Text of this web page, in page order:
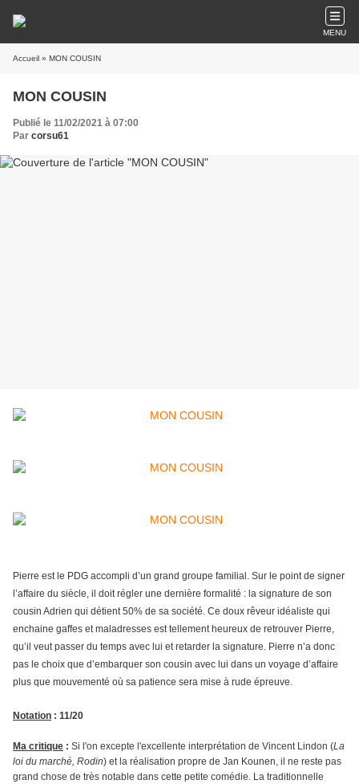
MENU
Accueil » MON COUSIN
MON COUSIN
Publié le 11/02/2021 à 07:00
Par corsu61
Pierre est le PDG accompli d’un grand groupe familial. Sur le point de signer
l’affaire du siècle, il doit régler une dernière formalité : la signature de son
cousin Adrien qui détient 50% de sa société. Ce doux rêveur idéaliste qui
enchaine gaffes et maladresses est tellement heureux de retrouver Pierre,
qu’il veut passer du temps avec lui et retarder la signature. Pierre n’a donc
pas le choix que d’embarquer son cousin avec lui dans un voyage d’affaire
plus que mouvementé où sa patience sera mise à rude épreuve.
Notation : 11/20
Ma critique : Si l'on excepte l'excellente interprétation de Vincent Lindon (La
loi du marché, Rodin) et la réalisation propre de Jan Kounen, il ne reste pas
grand chose de très notable dans cette petite comédie. La traditionnelle